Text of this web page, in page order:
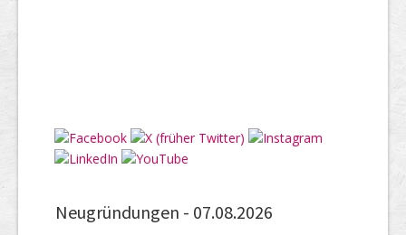
Neugründungen - 07.08.2026